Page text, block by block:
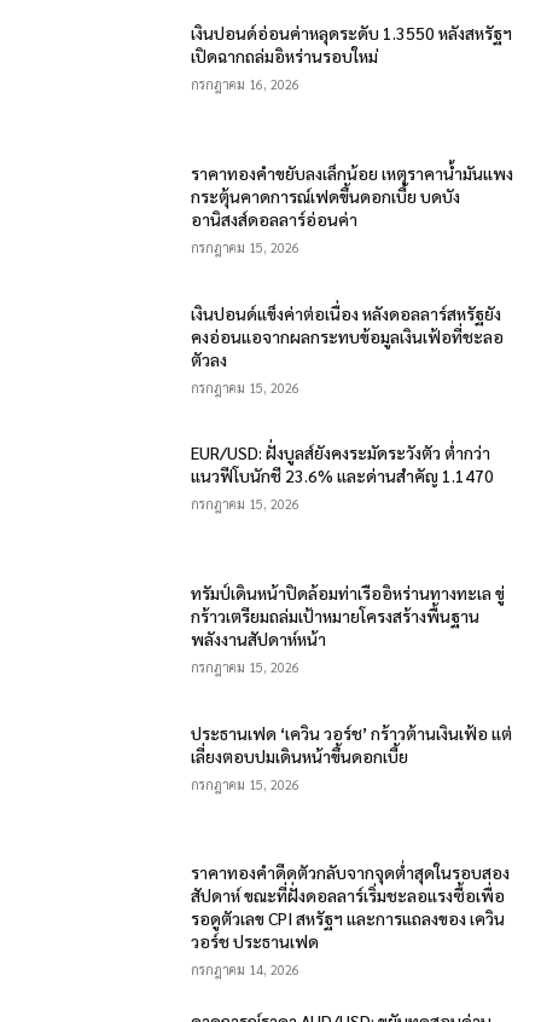
เงินปอนด์อ่อนค่าหลุดระดับ 1.3550 หลังสหรัฐฯ
เปิดฉากถล่มอิหร่านรอบใหม่
กรกฎาคม 16, 2026
ราคาทองคำขยับลงเล็กน้อย เหตุราคาน้ำมันแพง
กระตุ้นคาดการณ์เฟดขึ้นดอกเบี้ย บดบัง
อานิสงส์ดอลลาร์อ่อนค่า
กรกฎาคม 15, 2026
เงินปอนด์แข็งค่าต่อเนื่อง หลังดอลลาร์สหรัฐยัง
คงอ่อนแอจากผลกระทบข้อมูลเงินเฟ้อที่ชะลอ
ตัวลง
กรกฎาคม 15, 2026
EUR/USD: ฝั่งบูลส์ยังคงระมัดระวังตัว ต่ำกว่า
แนวฟีโบนักชี 23.6% และด่านสำคัญ 1.1470
กรกฎาคม 15, 2026
ทรัมป์เดินหน้าปิดล้อมท่าเรืออิหร่านทางทะเล ขู่
กร้าวเตรียมถล่มเป้าหมายโครงสร้างพื้นฐาน
พลังงานสัปดาห์หน้า
กรกฎาคม 15, 2026
ประธานเฟด ‘เควิน วอร์ช’ กร้าวต้านเงินเฟ้อ แต่
เลี่ยงตอบปมเดินหน้าขึ้นดอกเบี้ย
กรกฎาคม 15, 2026
ราคาทองคำดีดตัวกลับจากจุดต่ำสุดในรอบสอง
สัปดาห์ ขณะที่ฝั่งดอลลาร์เริ่มชะลอแรงซื้อเพื่อ
รอดูตัวเลข CPI สหรัฐฯ และการแถลงของ เควิน
วอร์ช ประธานเฟด
กรกฎาคม 14, 2026